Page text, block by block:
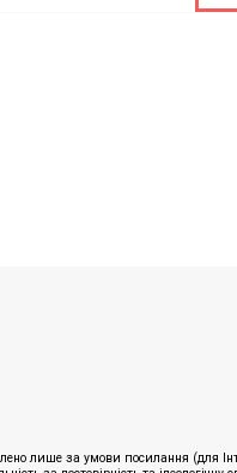
лише за умови посилання (для